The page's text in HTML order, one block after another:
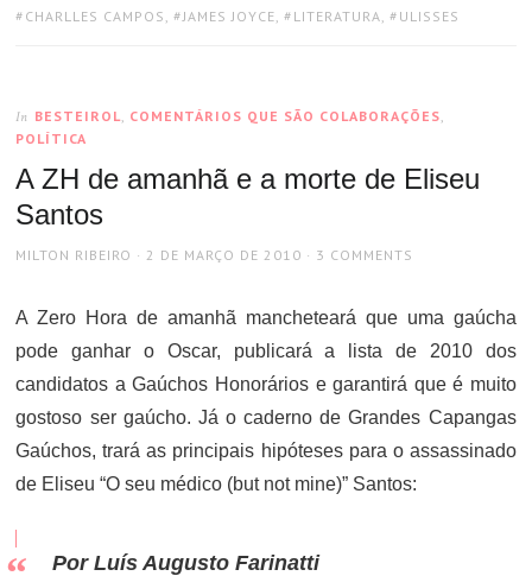
TAGS:
CHARLLES CAMPOS , JAMES JOYCE, LITERATURA, ULISSES
In BESTEIROL, COMENTÁRIOS QUE SÃO COLABORAÇÕES,
POLÍTICA
A ZH de amanhã e a morte de Eliseu
Santos
AUTHOR
MILTON RIBEIRO
POSTED
2 DE MARÇO DE 2010 3 COMMENTS
A Zero Hora de amanhã mancheteará que uma gaúcha
pode ganhar o Oscar, publicará a lista de 2010 dos
candidatos a Gaúchos Honorários e garantirá que é muito
gostoso ser gaúcho. Já o caderno de Grandes Capangas
Gaúchos, trará as principais hipóteses para o assassinado
de Eliseu “O seu médico (but not mine)” Santos:
Por Luís Augusto Farinatti